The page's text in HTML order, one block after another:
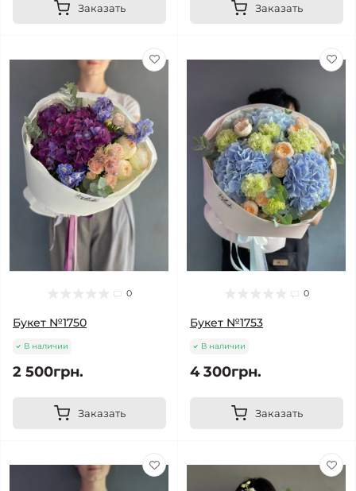
Заказать Заказать
0
Букет №1750
В наличии
2 500грн.
Заказать
0
Букет №1753
В наличии
4 300грн.
Заказать